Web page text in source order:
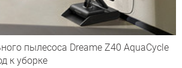
пылесоса Dreame Z40 AquaCycle
к уборке